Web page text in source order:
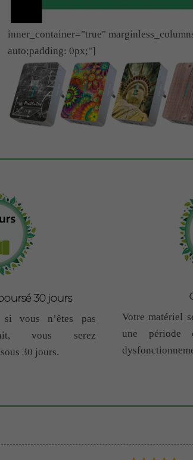
inner_container="true"
auto;padding: 0px;"]
30 jours
vous n’êtes pas
vous serez
30 jours.
Votre matériel
une